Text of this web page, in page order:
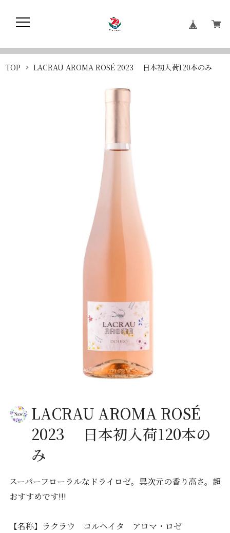
TOP LACRAU AROMA ROSÉ 2023 日本初入荷120本のみ
LACRAU AROMA ROSÉ
2023 日本初入荷120本の
み
スーパーフローラルなドライロゼ。異次元の香り高さ。超
おすすめです!!!
【名称】ラクラウ コルヘイタ アロマ・ロゼ